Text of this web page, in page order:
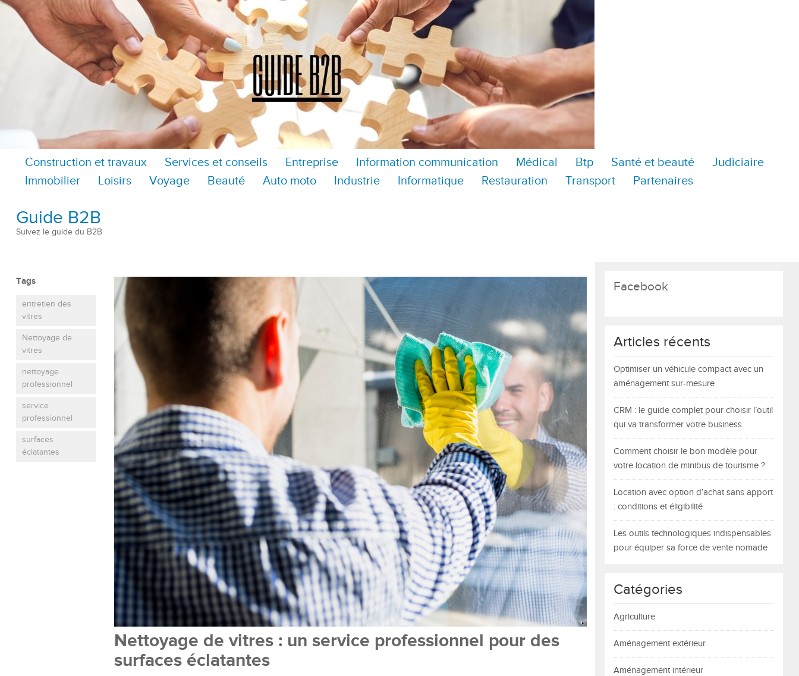
Construction et travaux Services et conseils Entreprise Information communication Médical Btp Santé et beauté
Judiciaire
Immobilier
Loisirs Voyage Beauté Auto moto Industrie Informatique Restauration Transport Partenaires
Guide B2B
Suivez le guide du B2B
Tags
entretien des
vitres
Nettoyage de
vitres
nettoyage
professionnel
service
professionnel
surfaces
éclatantes
Nettoyage de vitres : un service professionnel pour des
surfaces éclatantes
Facebook
Articles récents
Optimiser un véhicule compact avec un
aménagement sur-mesure
CRM : le guide complet pour choisir l’outil
qui va transformer votre business
Comment choisir le bon modèle pour
votre location de minibus de tourisme ?
Location avec option d’achat sans apport
: conditions et éligibilité
Les outils technologiques indispensables
pour équiper sa force de vente nomade
Catégories
Agriculture
Aménagement extérieur
Aménagement intérieur